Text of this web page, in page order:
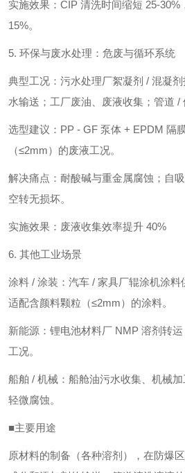
实施效果：CIP 清洗时间缩短 25-30%
15%。
5. 环保与废水处理：危废与循环系统
典型工况：污水处理厂絮凝剂 / 混凝
水输送；工厂废油、废液收集；管道 /
选型建议：PP - GF 泵体 + EPDM 隔
（≤2mm）的废液工况。
解决痛点：耐酸碱与重金属腐蚀；自
空转无损坏。
实施效果：废液收集效率提升 40%
6. 其他工业场景
涂料 / 涂装：汽车 / 家具厂辊涂机涂料
适配含颜料颗粒（≤2mm）的涂料。
新能源：锂电池材料厂 NMP 溶剂转
工况。
船舶 / 机械：船舱油污水收集、机械
轻微腐蚀。
■主要用途
原材料的制备（各种溶剂），在防爆